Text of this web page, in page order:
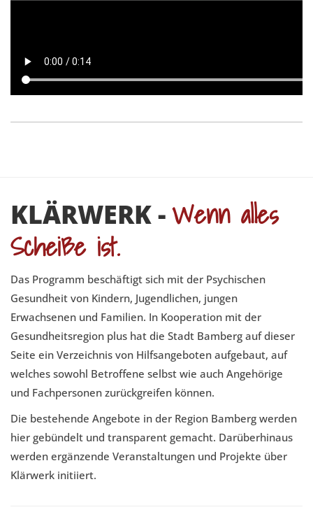
KLÄRWERK -Wenn alles
Scheiße ist.
Das Programm beschäftigt sich mit der Psychischen
Gesundheit von Kindern, Jugendlichen, jungen
Erwachsenen und Familien. In Kooperation mit der
Gesundheitsregion plus hat die Stadt Bamberg auf dieser
Seite ein Verzeichnis von Hilfsangeboten aufgebaut, auf
welches sowohl Betroffene selbst wie auch Angehörige
und Fachpersonen zurückgreifen können.
Die bestehende Angebote in der Region Bamberg werden
hier gebündelt und transparent gemacht. Darüberhinaus
werden ergänzende Veranstaltungen und Projekte über
Klärwerk initiiert.